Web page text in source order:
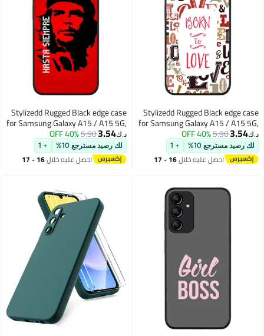
Stylizedd Rugged Black edge case
for Samsung Galaxy A15 / A15 5G,
Slim fit Soft Case Flexible Anti Drop
TPU Gel Thin Cover- Born To Love
د.ك‏3.54
5.90
40% OFF
لك رصيد مسترجع 10% + 1
احصل عليه خلال 16 - 17
Stylizedd Rugged Black edge case
for Samsung Galaxy A15 / A15 5G,
Slim fit Soft Case Flexible Anti Drop
TPU Gel Thin Cover- Hasta Sempre
د.ك‏3.54
5.90
40% OFF
لك رصيد مسترجع 10% + 1
احصل عليه خلال 16 - 17